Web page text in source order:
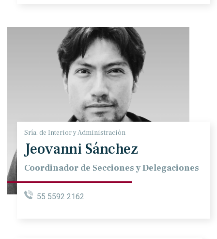
Sría. de Interior y Administración
Jeovanni Sánchez
Coordinador de Secciones y Delegaciones
55 5592 2162